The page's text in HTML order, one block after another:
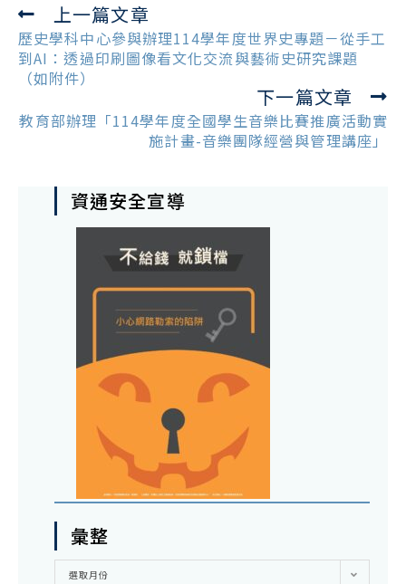
Read
more
articles
上一篇文章
歷史學科中心參與辦理114學年度世界史專題－從手工
到AI：透過印刷圖像看文化交流與藝術史研究課題
（如附件）
下一篇文章
教育部辦理「114學年度全國學生音樂比賽推廣活動實
施計畫-音樂團隊經營與管理講座」
資通安全宣導
彙整
彙
選取月份